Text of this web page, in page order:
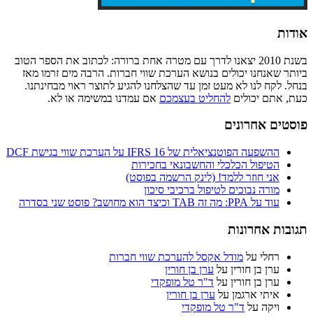
אודות
בשנת 2010 יצאנו לדרך עם מטרה אחת ברורה: לכתוב את הספר הטוב
ביותר שאנחנו יכולים בנושא הערכת שווי חברות. הרבה מים זרמו מאז
בנחל. לקח לנו לא מעט זמן עד שהצלחנו להגיע לתוצר ראוי מבחינתנו.
כעת, אתם יכולים להחליט בעצמכם אם עמדנו במשימה או לא.
פוסטים אחרונים
ההשפעה הפוטנציאלית של IFRS 16 על הערכת שווי בגישת DCF
הטיפול הכלכלי והחשבונאי בחכירות
אני חוזר ללמד! (לינק הרשמה בפוסט)
מורה נבוכים לטיפול ברכיבי סיכון
עוד על PPA: מה זה TAB וכיצד הוא מחושב? פוסט שני בסדרה
תגובות אחרונות
רחלי על מודל אקסל להערכת שווי חברות
ערן בן חורין על ערן בן חורין
ערן בן חורין על ד"ר טל מופקדי
איתי ארגמן על ערן בן חורין
ויקה על ד"ר טל מופקדי